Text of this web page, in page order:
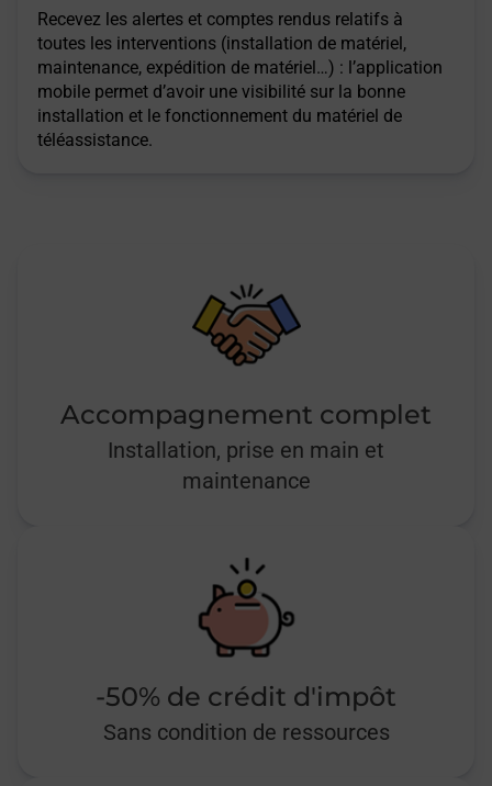
Recevez les alertes et comptes rendus relatifs à
toutes les interventions (installation de matériel,
maintenance, expédition de matériel…) : l’application
mobile permet d’avoir une visibilité sur la bonne
installation et le fonctionnement du matériel de
téléassistance.
Accompagnement complet
Installation, prise en main et
maintenance
-50% de crédit d'impôt
Sans condition de ressources